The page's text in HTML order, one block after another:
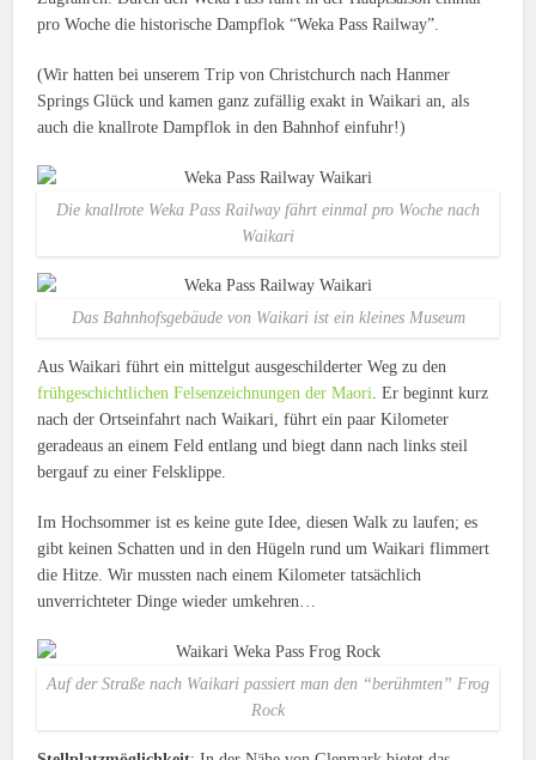
pro Woche die historische Dampflok “Weka Pass Railway”.
(Wir hatten bei unserem Trip von Christchurch nach Hanmer
Springs Glück und kamen ganz zufällig exakt in Waikari an, als
auch die knallrote Dampflok in den Bahnhof einfuhr!)
Die knallrote Weka Pass Railway fährt einmal pro Woche nach
Waikari
Das Bahnhofsgebäude von Waikari ist ein kleines Museum
Aus Waikari führt ein mittelgut ausgeschilderter Weg zu den
frühgeschichtlichen Felsenzeichnungen der Maori. Er beginnt kurz
nach der Ortseinfahrt nach Waikari, führt ein paar Kilometer
geradeaus an einem Feld entlang und biegt dann nach links steil
bergauf zu einer Felsklippe.
Im Hochsommer ist es keine gute Idee, diesen Walk zu laufen; es
gibt keinen Schatten und in den Hügeln rund um Waikari flimmert
die Hitze. Wir mussten nach einem Kilometer tatsächlich
unverrichteter Dinge wieder umkehren…
Auf der Straße nach Waikari passiert man den “berühmten” Frog
Rock